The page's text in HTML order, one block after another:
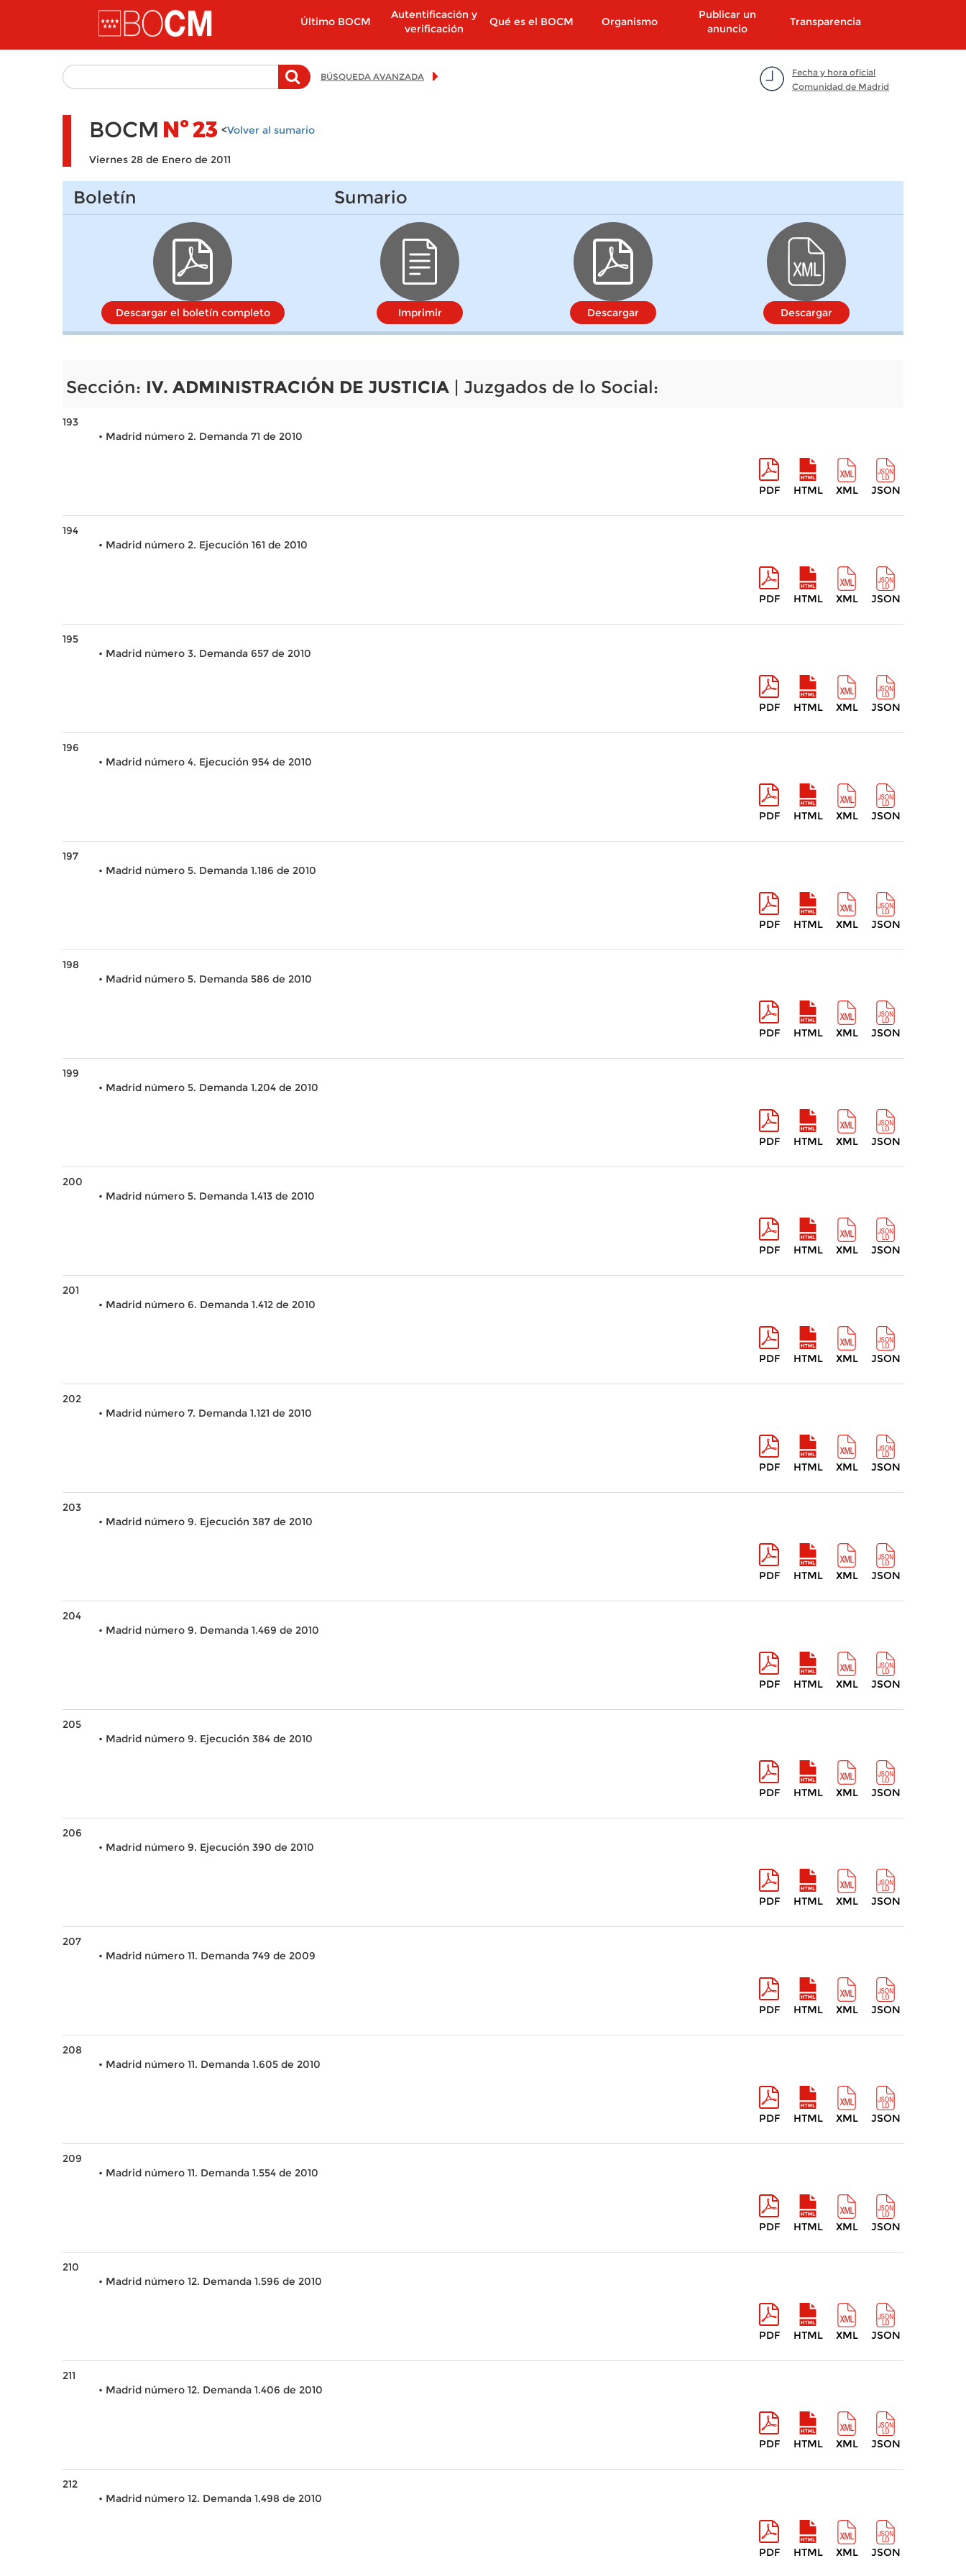
Pasar al contenido principal
Último BOCM
Autentificación y
verificación
Qué es el BOCM Organismo
Publicar un
anuncio
Transparencia
Fecha y hora oficial
Comunidad de Madrid
BÚSQUEDA AVANZADA
BOCM Nº23 <Volver al sumario
Viernes 28 de Enero de 2011
Boletín
Descargar el boletín completo
Sumario
Imprimir Descargar Descargar
Sección: IV. ADMINISTRACIÓN DE JUSTICIA | Juzgados de lo Social:
193
• Madrid número 2. Demanda 71 de 2010
PDF HTML XML JSON
194
• Madrid número 2. Ejecución 161 de 2010
PDF HTML XML JSON
195
• Madrid número 3. Demanda 657 de 2010
PDF HTML XML JSON
196
• Madrid número 4. Ejecución 954 de 2010
PDF HTML XML JSON
197
• Madrid número 5. Demanda 1.186 de 2010
PDF HTML XML JSON
198
• Madrid número 5. Demanda 586 de 2010
PDF HTML XML JSON
199
• Madrid número 5. Demanda 1.204 de 2010
PDF HTML XML JSON
200
• Madrid número 5. Demanda 1.413 de 2010
PDF HTML XML JSON
201
• Madrid número 6. Demanda 1.412 de 2010
PDF HTML XML JSON
202
• Madrid número 7. Demanda 1.121 de 2010
PDF HTML XML JSON
203
• Madrid número 9. Ejecución 387 de 2010
PDF HTML XML JSON
204
• Madrid número 9. Demanda 1.469 de 2010
PDF HTML XML JSON
205
• Madrid número 9. Ejecución 384 de 2010
PDF HTML XML JSON
206
• Madrid número 9. Ejecución 390 de 2010
PDF HTML XML JSON
207
• Madrid número 11. Demanda 749 de 2009
PDF HTML XML JSON
208
• Madrid número 11. Demanda 1.605 de 2010
PDF HTML XML JSON
209
• Madrid número 11. Demanda 1.554 de 2010
PDF HTML XML JSON
210
• Madrid número 12. Demanda 1.596 de 2010
PDF HTML XML JSON
211
• Madrid número 12. Demanda 1.406 de 2010
PDF HTML XML JSON
212
• Madrid número 12. Demanda 1.498 de 2010
PDF HTML XML JSON